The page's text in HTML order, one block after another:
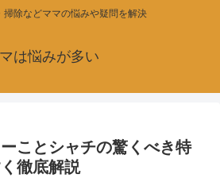
掃除などママの悩みや疑問を解決
は悩みが多い
ことシャチの驚くべき特
徹底解説